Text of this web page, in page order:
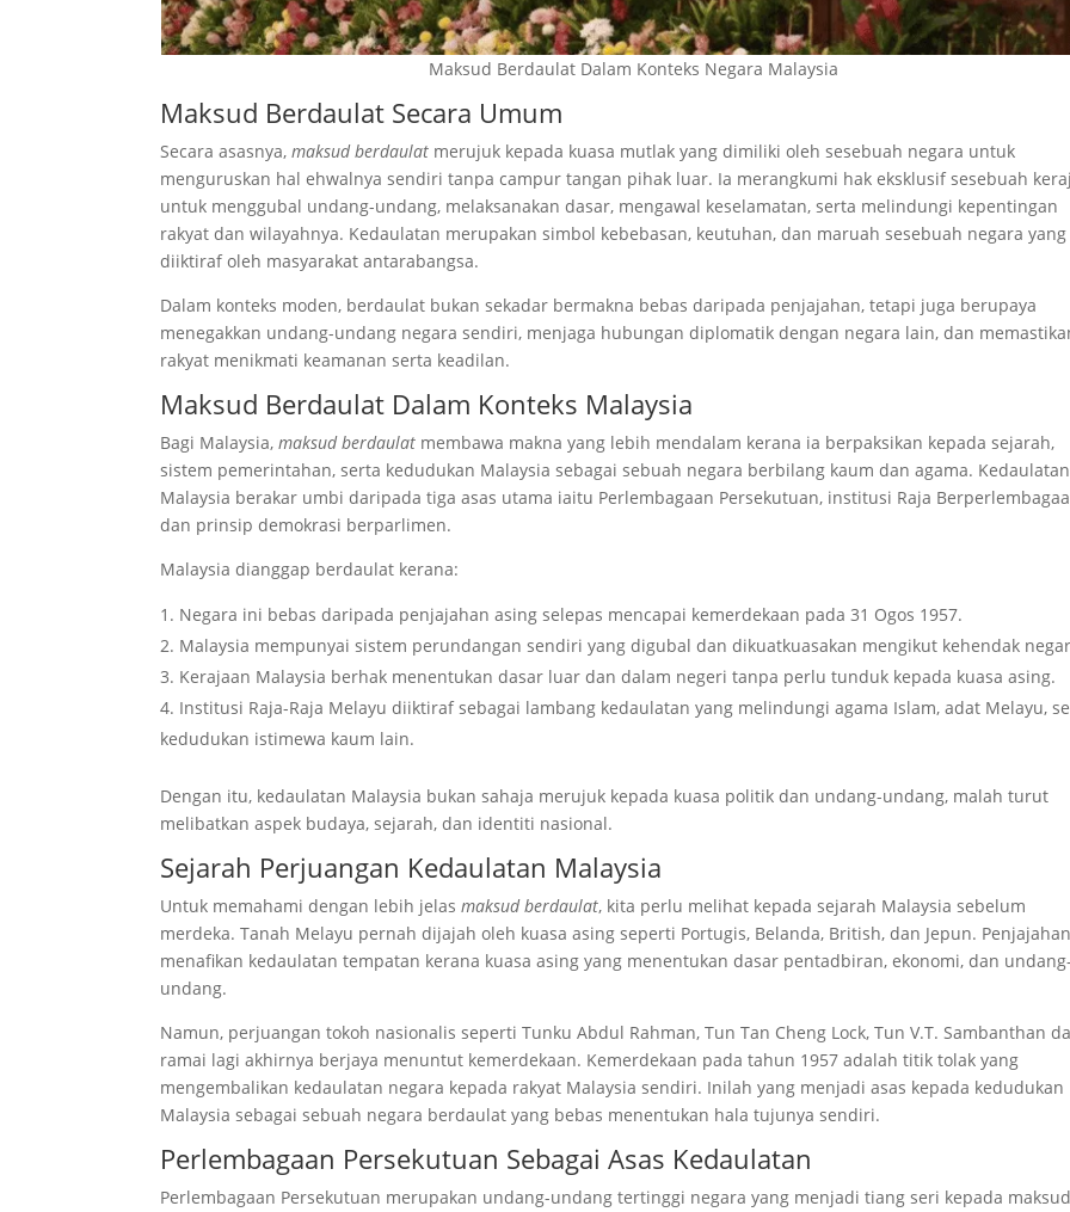
Maksud Berdaulat Dalam Konteks Negara Malaysia
Maksud Berdaulat Secara Umum
Secara asasnya,maksud berdaulat merujuk kepada kuasa mutlak yang dimiliki oleh sesebuah negara untuk
menguruskan hal ehwalnya sendiri tanpa campur tangan pihak luar. Ia merangkumi hak eksklusif sesebuah
untuk menggubal undang-undang, melaksanakan dasar, mengawal keselamatan, serta melindungi kepentingan
rakyat dan wilayahnya. Kedaulatan merupakan simbol kebebasan, keutuhan, dan maruah sesebuah negara yang
diiktiraf oleh masyarakat antarabangsa.
Dalam konteks moden, berdaulat bukan sekadar bermakna bebas daripada penjajahan, tetapi juga berupaya
menegakkan undang-undang negara sendiri, menjaga hubungan diplomatik dengan negara lain, dan
rakyat menikmati keamanan serta keadilan.
Maksud Berdaulat Dalam Konteks Malaysia
Bagi Malaysia,maksud berdaulat membawa makna yang lebih mendalam kerana ia berpaksikan kepada sejarah,
sistem pemerintahan, serta kedudukan Malaysia sebagai sebuah negara berbilang kaum dan agama. Kedaulatan
Malaysia berakar umbi daripada tiga asas utama iaitu Perlembagaan Persekutuan, institusi Raja
dan prinsip demokrasi berparlimen.
Malaysia dianggap berdaulat kerana:
Negara ini bebas daripada penjajahan asing selepas mencapai kemerdekaan pada 31 Ogos 1957.
Malaysia mempunyai sistem perundangan sendiri yang digubal dan dikuatkuasakan mengikut kehendak
Kerajaan Malaysia berhak menentukan dasar luar dan dalam negeri tanpa perlu tunduk kepada kuasa asing.
Institusi Raja-Raja Melayu diiktiraf sebagai lambang kedaulatan yang melindungi agama Islam, adat Melayu,
kedudukan istimewa kaum lain.
Dengan itu, kedaulatan Malaysia bukan sahaja merujuk kepada kuasa politik dan undang-undang, malah turut
melibatkan aspek budaya, sejarah, dan identiti nasional.
Sejarah Perjuangan Kedaulatan Malaysia
Untuk memahami dengan lebih jelasmaksud berdaulat, kita perlu melihat kepada sejarah Malaysia sebelum
merdeka. Tanah Melayu pernah dijajah oleh kuasa asing seperti Portugis, Belanda, British, dan Jepun.
menafikan kedaulatan tempatan kerana kuasa asing yang menentukan dasar pentadbiran, ekonomi, dan undang-
undang.
Namun, perjuangan tokoh nasionalis seperti Tunku Abdul Rahman, Tun Tan Cheng Lock, Tun V.T. Sambanthan
ramai lagi akhirnya berjaya menuntut kemerdekaan. Kemerdekaan pada tahun 1957 adalah titik tolak yang
mengembalikan kedaulatan negara kepada rakyat Malaysia sendiri. Inilah yang menjadi asas kepada kedudukan
Malaysia sebagai sebuah negara berdaulat yang bebas menentukan hala tujunya sendiri.
Perlembagaan Persekutuan Sebagai Asas Kedaulatan
Perlembagaan Persekutuan merupakan undang-undang tertinggi negara yang menjadi tiang seri kepada maksud